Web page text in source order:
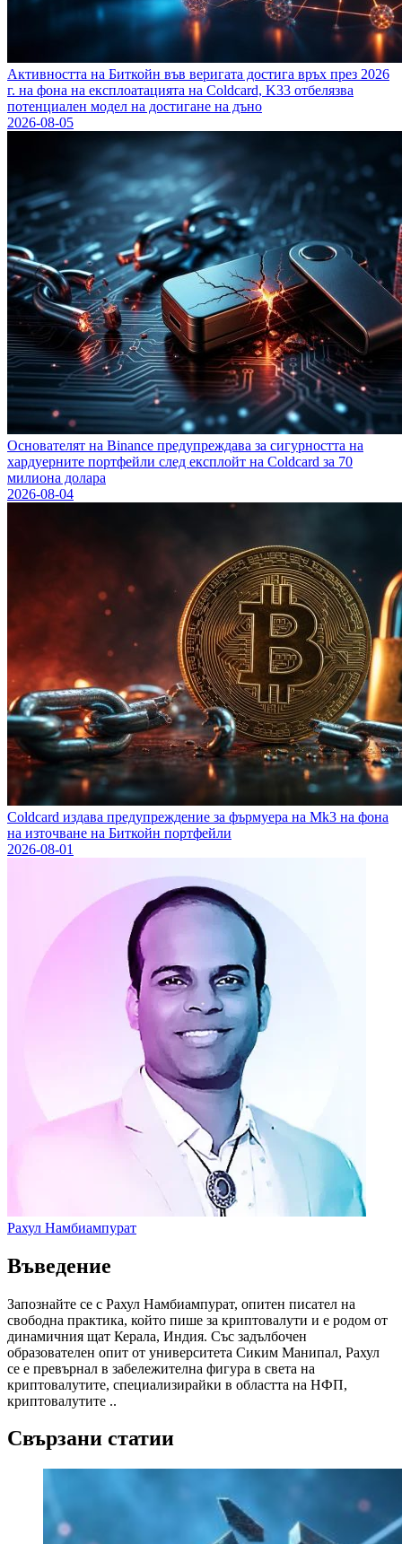
Активността на Биткойн във веригата достига връх през 2026
г. на фона на експлоатацията на Coldcard, K33 отбелязва
потенциален модел на достигане на дъно
2026-08-05
Основателят на Binance предупреждава за сигурността на
хардуерните портфейли след експлойт на Coldcard за 70
милиона долара
2026-08-04
Coldcard издава предупреждение за фърмуера на Mk3 на фона
на източване на Биткойн портфейли
2026-08-01
Рахул Намбиампурат
Въведение
Запознайте се с Рахул Намбиампурат, опитен писател на
свободна практика, който пише за криптовалути и е родом от
динамичния щат Керала, Индия. Със задълбочен
образователен опит от университета Сиким Манипал, Рахул
се е превърнал в забележителна фигура в света на
криптовалутите, специализирайки в областта на НФП,
криптовалутите ..
Свързани статии